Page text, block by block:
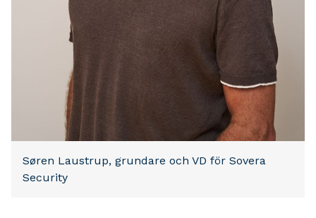
Søren Laustrup, grundare och VD för Sovera
Security